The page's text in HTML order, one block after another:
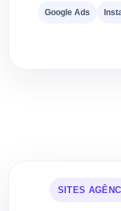
Google Ads
SITES